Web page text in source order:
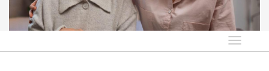
Idioma